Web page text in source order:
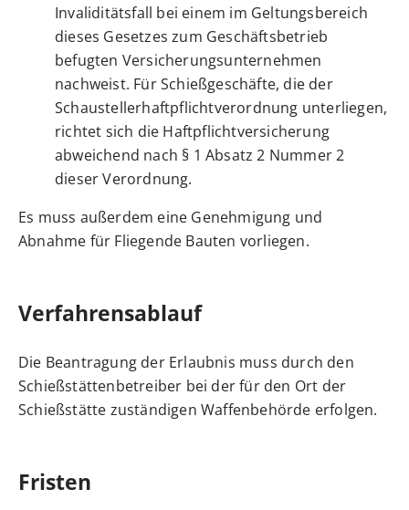
Invaliditätsfall bei einem im Geltungsbereich
dieses Gesetzes zum Geschäftsbetrieb
befugten Versicherungsunternehmen
nachweist. Für Schießgeschäfte, die der
Schaustellerhaftpflichtverordnung unterliegen,
richtet sich die Haftpflichtversicherung
abweichend nach § 1 Absatz 2 Nummer 2
dieser Verordnung.
Es muss außerdem eine Genehmigung und
Abnahme für Fliegende Bauten vorliegen.
Verfahrensablauf
Die Beantragung der Erlaubnis muss durch den
Schießstättenbetreiber bei der für den Ort der
Schießstätte zuständigen Waffenbehörde erfolgen.
Fristen